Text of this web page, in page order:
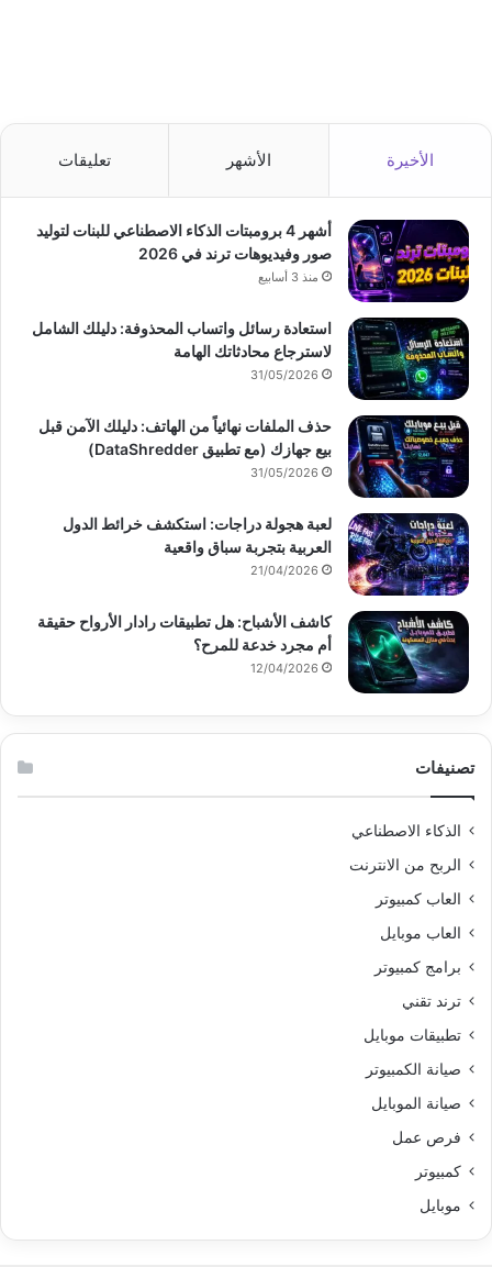
الأخيرة الأشهر تعليقات
أشهر 4 برومبتات الذكاء الاصطناعي للبنات لتوليد
صور وفيديوهات ترند في 2026
منذ 3 أسابيع
استعادة رسائل واتساب المحذوفة: دليلك الشامل
لاسترجاع محادثاتك الهامة
31/05/2026
حذف الملفات نهائياً من الهاتف: دليلك الآمن قبل
بيع جهازك (مع تطبيق DataShredder)
31/05/2026
لعبة هجولة دراجات: استكشف خرائط الدول
العربية بتجربة سباق واقعية
21/04/2026
كاشف الأشباح: هل تطبيقات رادار الأرواح حقيقة
أم مجرد خدعة للمرح؟
12/04/2026
تصنيفات
الذكاء الاصطناعي
الربح من الانترنت
العاب كمبيوتر
العاب موبايل
برامج كمبيوتر
ترند تقني
تطبيقات موبايل
صيانة الكمبيوتر
صيانة الموبايل
فرص عمل
كمبيوتر
موبايل